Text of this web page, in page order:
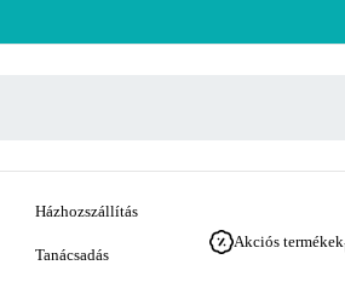
Házhozszállítás
Tanácsadás
Akciós termékek